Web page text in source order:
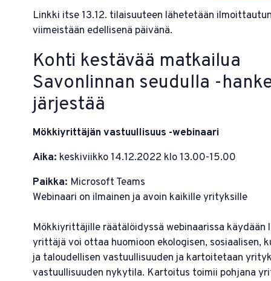
Linkki itse 13.12. tilaisuuteen lähetetään
viimeistään edellisenä päivänä.
Kohti kestävää matkailua
Savonlinnan seudulla -
järjestää
Mökkiyrittäjän vastuullisuus -webinaari
Aika: keskiviikko 14.12.2022 klo 13.00-15.00
Paikka: Microsoft Teams
Webinaari on ilmainen ja avoin kaikille yrityksille
Mökkiyrittäjille räätälöidyssä webinaarissa käydään
yrittäjä voi ottaa huomioon ekologisen, sosiaalisen,
ja taloudellisen vastuullisuuden ja kartoitetaan
vastuullisuuden nykytila. Kartoitus toimii pohjana